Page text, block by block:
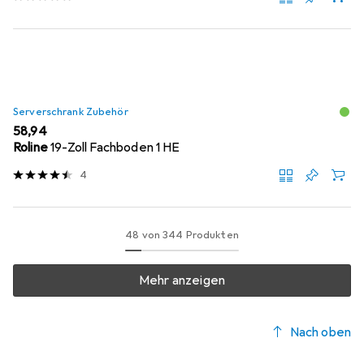
Serverschrank Zubehör
EUR
58,94
Roline19-Zoll Fachboden 1 HE
4
48 von 344 Produkten
Mehr anzeigen
Nach oben